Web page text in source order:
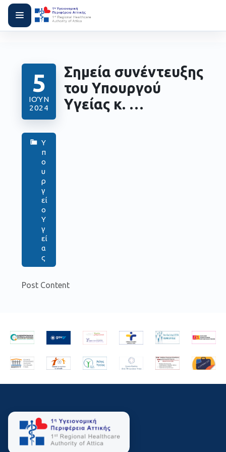
5
ΙΟΎΝ
2024
Υ
π
ο
υ
ρ
γ
εί
ο
Υ
γ
εί
α
ς
Σημεία συνέντευξης
του Υπουργού
Υγείας κ. …
Post Content